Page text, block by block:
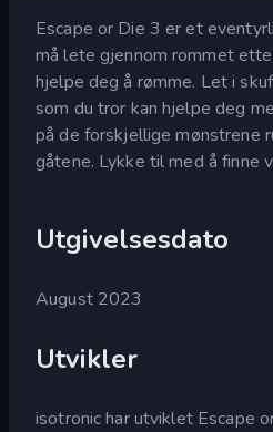
Escape or Die 3 er et
må lete gjennom rommet
hjelpe deg å rømme. Let i
som du tror kan hjelpe deg
på de forskjellige mønstrene
gåtene. Lykke til med å finne
Utgivelsesdato
August 2023
Utvikler
isotronic har utviklet Escape